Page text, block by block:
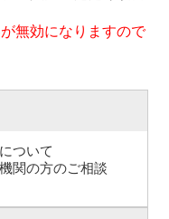
無効になりますので
ついて
関の方のご相談